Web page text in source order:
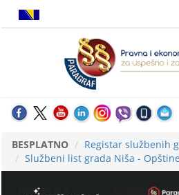
BESPLATNO
Registar službenih
Službeni list grada Niša - Opštine